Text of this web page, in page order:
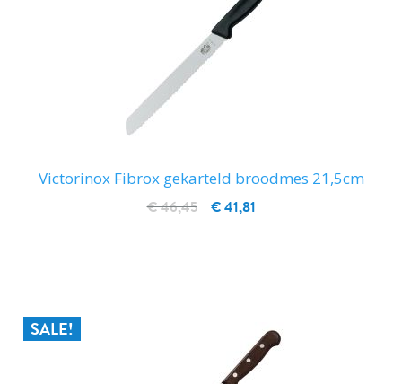
Victorinox Fibrox gekarteld broodmes 21,5cm
€ 41,81
€ 46,45
SALE!